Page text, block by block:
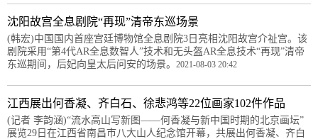
沈阳故宫全息剧院“再现”清帝东巡场景
(韩宏)中国国内首座宫廷博物馆全息剧院3日亮相沈阳故宫介祉宫。该
剧院采用“第4代AR全息数智人”技术和无头盔AR全息技术“再现”清帝
东巡期间，后妃向皇太后问安的场景。 2021-08-03 20:42
江西展出何香凝、齐白石、徐悲鸿等22位画家102件作品
(记者 李韵涵)“流水高山写新图——何香凝与新中国时期的北京画坛”
展览29日在江西省南昌市八大山人纪念馆开幕，共展出何香凝、齐白